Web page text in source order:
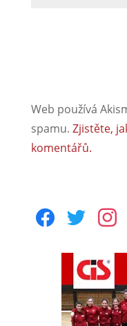
Web používá
spamu. Zjistěte,
komentářů.
facebooktwitter